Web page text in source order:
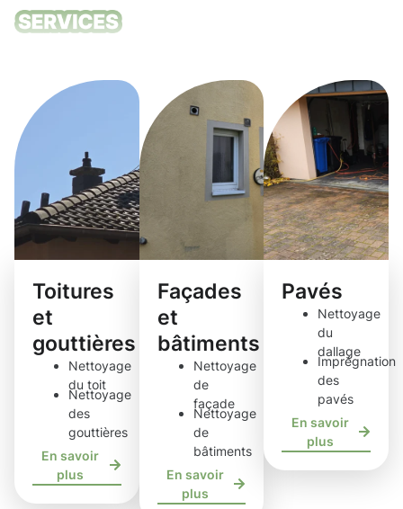
Toitures
et
gouttières
Nettoyage
du toit
Nettoyage
des
gouttières
En savoir
plus
Façades
et
bâtiments
Nettoyage
de
façade
Nettoyage
de
bâtiments
En savoir
plus
Pavés
Nettoyage
du
dallage
Imprégnation
des
pavés
En savoir
plus